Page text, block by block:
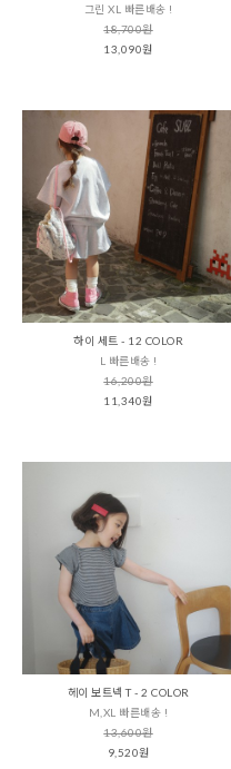
그린 XL 빠른배송 !
18,700원
13,090원
하이 세트 - 12 COLOR
L 빠른배송 !
16,200원
11,340원
헤이 보트넥 T - 2 COLOR
M,XL 빠른배송 !
13,600원
9,520원